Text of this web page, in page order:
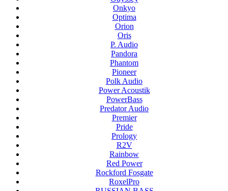
Onkyo
Optima
Orion
Oris
P. Audio
Pandora
Phantom
Pioneer
Polk Audio
Power Acoustik
PowerBass
Predator Audio
Premier
Pride
Prology
R2V
Rainbow
Red Power
Rockford Fosgate
RoxelPro